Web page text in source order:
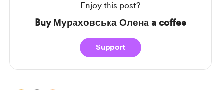
Enjoy this post?
Buy Мураховська Олена a coffee
Support